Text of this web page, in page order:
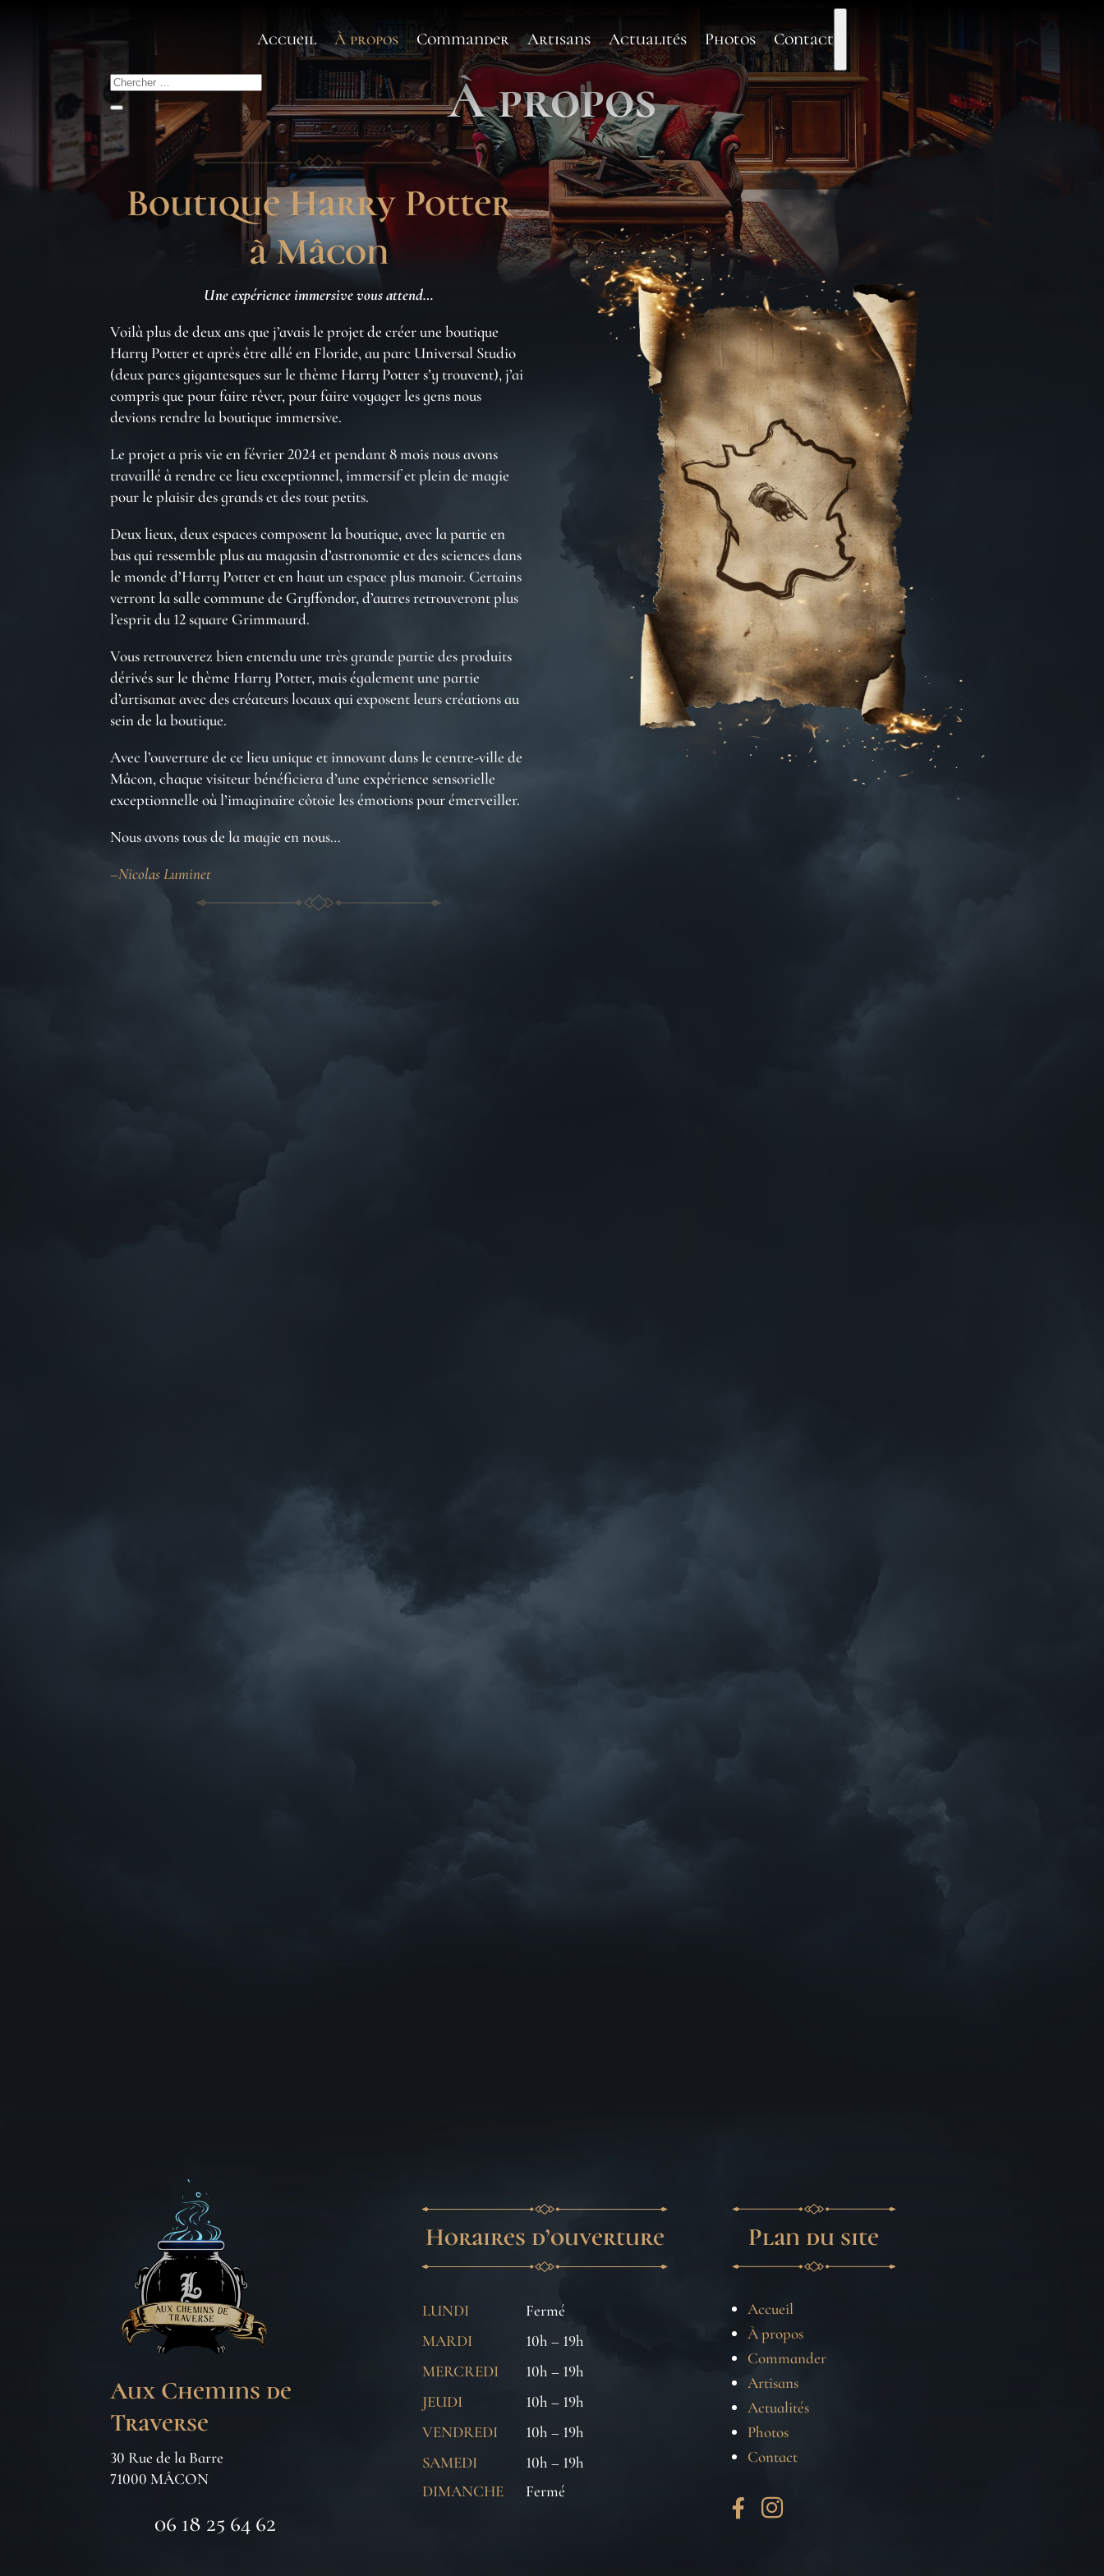
Accueil À propos Commander Artisans Actualités Photos Contact
À propos
Boutique Harry Potter
à Mâcon
Une expérience immersive vous attend…
Voilà plus de deux ans que j’avais le projet de créer une boutique
Harry Potter et après être allé en Floride, au parc Universal Studio
(deux parcs gigantesques sur le thème Harry Potter s’y trouvent), j’ai
compris que pour faire rêver, pour faire voyager les gens nous
devions rendre la boutique immersive.
Le projet a pris vie en février 2024 et pendant 8 mois nous avons
travaillé à rendre ce lieu exceptionnel, immersif et plein de magie
pour le plaisir des grands et des tout petits.
Deux lieux, deux espaces composent la boutique, avec la partie en
bas qui ressemble plus au magasin d’astronomie et des sciences dans
le monde d’Harry Potter et en haut un espace plus manoir. Certains
verront la salle commune de Gryffondor, d’autres retrouveront plus
l’esprit du 12 square Grimmaurd.
Vous retrouverez bien entendu une très grande partie des produits
dérivés sur le thème Harry Potter, mais également une partie
d’artisanat avec des créateurs locaux qui exposent leurs créations au
sein de la boutique.
Avec l’ouverture de ce lieu unique et innovant dans le centre-ville de
Mâcon, chaque visiteur bénéficiera d’une expérience sensorielle
exceptionnelle où l’imaginaire côtoie les émotions pour émerveiller.
Nous avons tous de la magie en nous…
–Nicolas Luminet
Aux Chemins de
Traverse
30 Rue de la Barre
71000 MÂCON
06 18 25 64 62
Horaires d’ouverture
LUNDI
Fermé
MARDI
10h – 19h
MERCREDI
10h – 19h
JEUDI
10h – 19h
VENDREDI
10h – 19h
SAMEDI
10h – 19h
DIMANCHE
Fermé
Plan du site
Accueil
À propos
Commander
Artisans
Actualités
Photos
Contact
 